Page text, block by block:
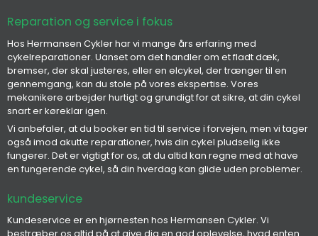
Reparation og service i fokus
Hos Hermansen Cykler har vi mange års erfaring med
cykelreparationer. Uanset om det handler om et fladt dæk,
bremser, der skal justeres, eller en elcykel, der trænger til en
gennemgang, kan du stole på vores ekspertise. Vores
mekanikere arbejder hurtigt og grundigt for at sikre, at din cykel
snart er køreklar igen.
Vi anbefaler, at du booker en tid til service i forvejen, men vi tager
også imod akutte reparationer, hvis din cykel pludselig ikke
fungerer. Det er vigtigt for os, at du altid kan regne med at have
en fungerende cykel, så din hverdag kan glide uden problemer.
kundeservice
Kundeservice er en hjørnesten hos Hermansen Cykler. Vi